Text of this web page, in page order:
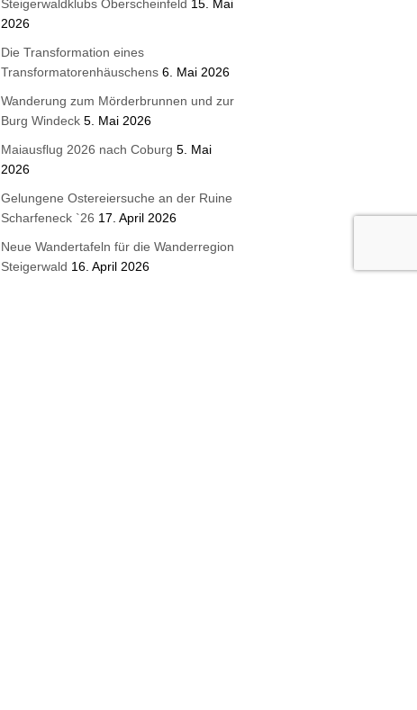
Steigerwaldklubs Oberscheinfeld 15. Mai
2026
Die Transformation eines
Transformatorenhäuschens 6. Mai 2026
Wanderung zum Mörderbrunnen und zur
Burg Windeck 5. Mai 2026
Maiausflug 2026 nach Coburg 5. Mai
2026
Gelungene Ostereiersuche an der Ruine
Scharfeneck `26 17. April 2026
Neue Wandertafeln für die Wanderregion
Steigerwald 16. April 2026